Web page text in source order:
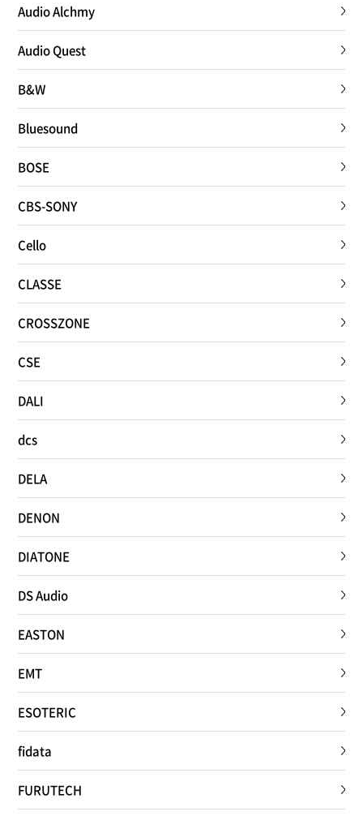
Audio Alchmy
Audio Quest
B&W
Bluesound
BOSE
CBS-SONY
Cello
CLASSE
CROSSZONE
CSE
DALI
dcs
DELA
DENON
DIATONE
DS Audio
EASTON
EMT
ESOTERIC
fidata
FURUTECH